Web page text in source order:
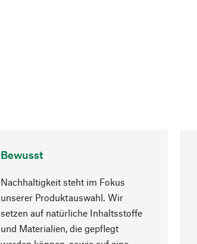
Bewusst
Nachhaltigkeit steht im Fokus
unserer Produktauswahl. Wir
setzen auf natürliche Inhaltsstoffe
und Materialien, die gepflegt